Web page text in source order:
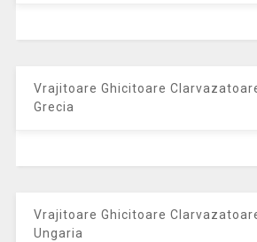
Vrajitoare Ghicitoare
Grecia
Vrajitoare Ghicitoare
Ungaria